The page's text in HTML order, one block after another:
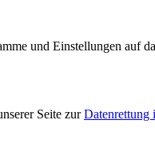
und Einstellungen auf
Seite zurDatenrettung